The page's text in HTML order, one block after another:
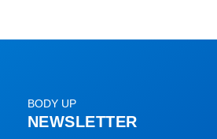
BODY UP
NEWSLETTER